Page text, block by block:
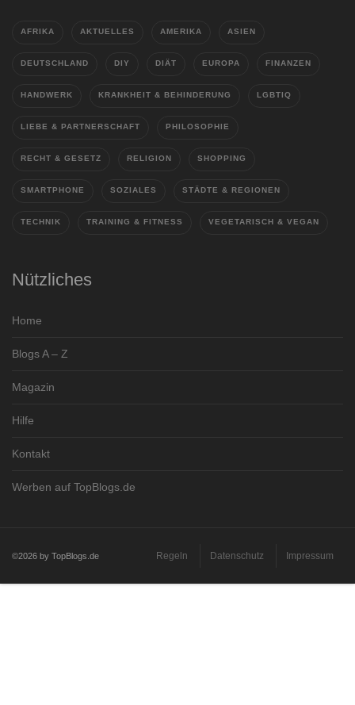
AFRIKA AKTUELLES AMERIKA ASIEN
DEUTSCHLAND DIY DIÄT EUROPA FINANZEN
HANDWERK KRANKHEIT & BEHINDERUNG LGBTIQ
LIEBE & PARTNERSCHAFT PHILOSOPHIE
RECHT & GESETZ RELIGION SHOPPING
SMARTPHONE SOZIALES STÄDTE & REGIONEN
TECHNIK TRAINING & FITNESS VEGETARISCH & VEGAN
Nützliches
Home
Blogs A – Z
Magazin
Hilfe
Kontakt
Werben auf TopBlogs.de
©2026 by TopBlogs.de Regeln Datenschutz Impressum